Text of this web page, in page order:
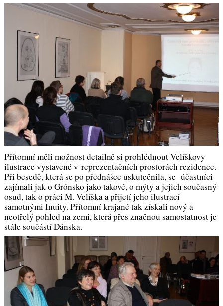
Přítomní měli možnost detailně si prohlédnout Velíškovy
ilustrace vystavené v reprezentačních prostorách rezidence.
Při besedě, která se po přednášce uskutečnila, se účastníci
zajímali jak o Grónsko jako takové, o mýty a jejich současný
osud, tak o práci M. Velíška a přijetí jeho ilustrací
samotnými Inuity. Přítomní krajané tak získali nový a
neotřelý pohled na zemi, která přes značnou samostatnost je
stále součástí Dánska.